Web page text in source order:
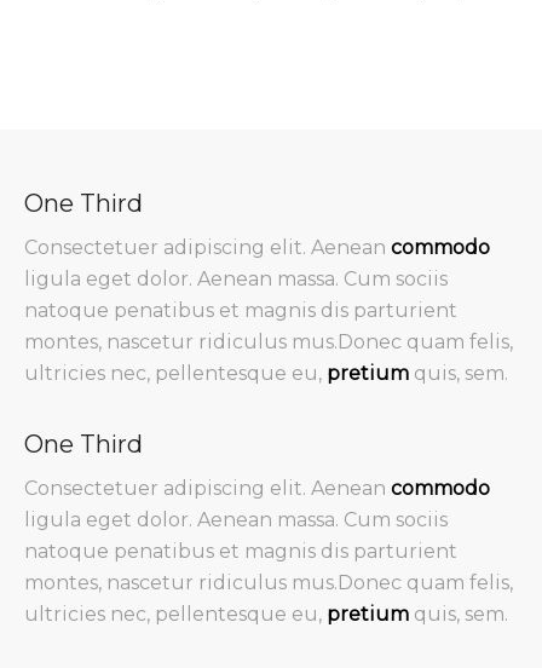
One Third
Consectetuer adipiscing elit. Aenean commodo
ligula eget dolor. Aenean massa. Cum sociis
natoque penatibus et magnis dis parturient
montes, nascetur ridiculus mus.Donec quam felis,
ultricies nec, pellentesque eu, pretium quis, sem.
One Third
Consectetuer adipiscing elit. Aenean commodo
ligula eget dolor. Aenean massa. Cum sociis
natoque penatibus et magnis dis parturient
montes, nascetur ridiculus mus.Donec quam felis,
ultricies nec, pellentesque eu, pretium quis, sem.